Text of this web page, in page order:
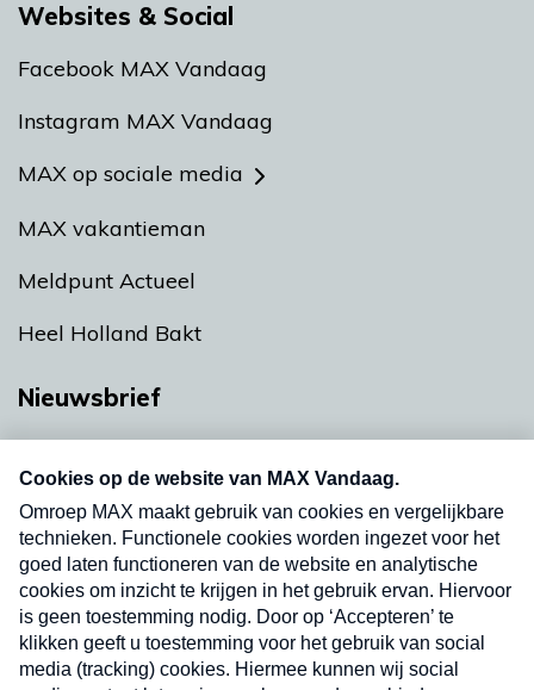
Websites & Social
Facebook MAX Vandaag
Instagram MAX Vandaag
MAX op sociale media
MAX vakantieman
Meldpunt Actueel
Heel Holland Bakt
Nieuwsbrief
nieuwsbrief. Elke vrijdag- en dinsdagochtend in
uw mailbox.
Verzend